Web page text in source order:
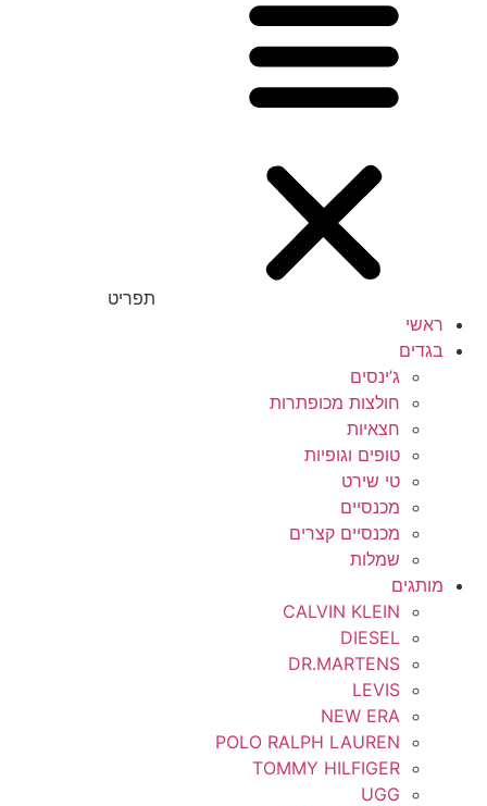
תפריט
ראשי
בגדים
ג’ינסים
חולצות מכופתרות
חצאיות
טופים וגופיות
טי שירט
מכנסיים
מכנסיים קצרים
שמלות
מותגים
CALVIN KLEIN
DIESEL
DR.MARTENS
LEVIS
NEW ERA
POLO RALPH LAUREN
TOMMY HILFIGER
UGG